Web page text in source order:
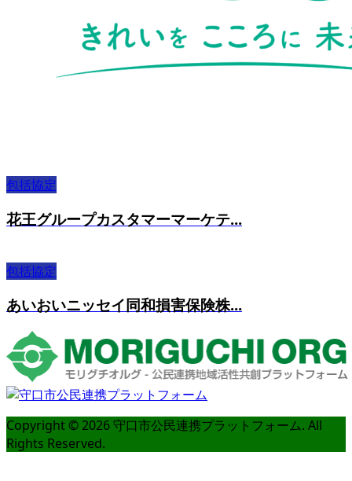
包括協定
花王グループカスタマーマーケテ...
包括協定
あいおいニッセイ同和損害保険株...
Copyright ©2026守口市公民連携プラットフォーム. All
Rights Reserved.